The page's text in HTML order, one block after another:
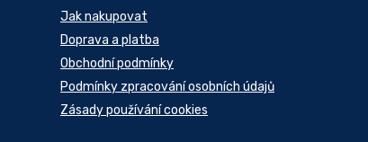
Jak nakupovat
Doprava a platba
Obchodní podmínky
Podmínky zpracování osobních údajů
Zásady používání cookies